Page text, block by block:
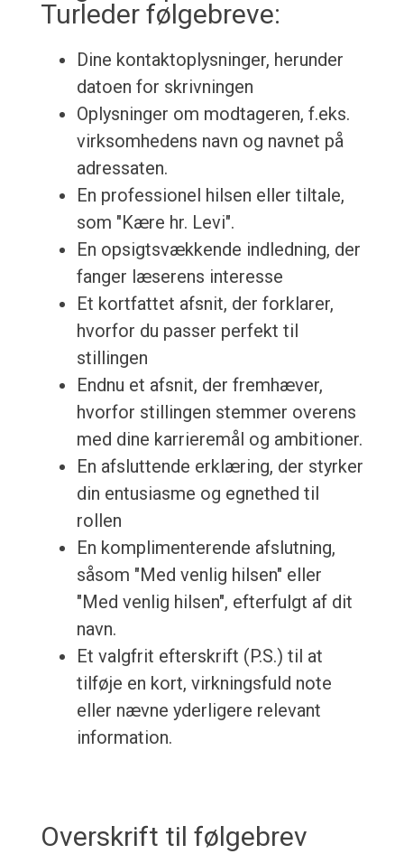
Turleder følgebreve:
Dine kontaktoplysninger, herunder
datoen for skrivningen
Oplysninger om modtageren, f.eks.
virksomhedens navn og navnet på
adressaten.
En professionel hilsen eller tiltale,
som "Kære hr. Levi".
En opsigtsvækkende indledning, der
fanger læserens interesse
Et kortfattet afsnit, der forklarer,
hvorfor du passer perfekt til
stillingen
Endnu et afsnit, der fremhæver,
hvorfor stillingen stemmer overens
med dine karrieremål og ambitioner.
En afsluttende erklæring, der styrker
din entusiasme og egnethed til
rollen
En komplimenterende afslutning,
såsom "Med venlig hilsen" eller
"Med venlig hilsen", efterfulgt af dit
navn.
Et valgfrit efterskrift (P.S.) til at
tilføje en kort, virkningsfuld note
eller nævne yderligere relevant
information.
Overskrift til følgebrev